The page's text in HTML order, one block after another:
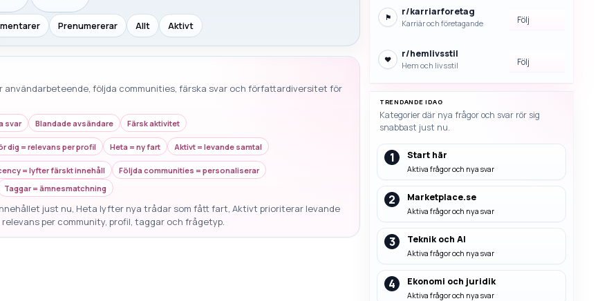
Prenumererar Allt Aktivt
användarbeteende, följda communities, färska svar och författardiversitet för
svar Blandade avsändare Färsk aktivitet
dig = relevans per profil Heta = ny fart Aktivt = levande samtal
= lyfter färskt innehåll
Följda communities = personaliserar
Taggar = ämnesmatchning
just nu, Heta lyfter nya trådar som fått fart, Aktivt prioriterar levande
per community, profil, taggar och frågetyp.
⚑ r/karriarforetag
Karriär och företagande Följ
♥ r/hemlivsstil
Hem och livsstil Följ
TRENDANDE IDAG
Kategorier där nya frågor och svar rör sig
snabbast just nu.
1 Start här
Aktiva frågor och nya svar
2 Marketplace.se
Aktiva frågor och nya svar
3 Teknik och AI
Aktiva frågor och nya svar
4 Ekonomi och juridik
Aktiva frågor och nya svar